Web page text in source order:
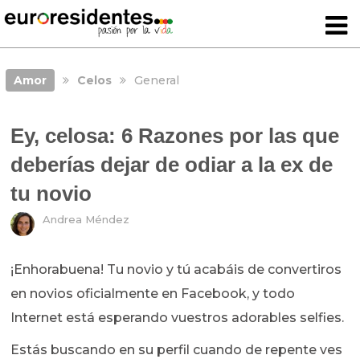
Amor Celos General
Ey, celosa: 6 Razones por las que
deberías dejar de odiar a la ex de
tu novio
Andrea Méndez
¡Enhorabuena! Tu novio y tú acabáis de convertiros
en novios oficialmente en Facebook, y todo
Internet está esperando vuestros adorables selfies.
Estás buscando en su perfil cuando de repente ves